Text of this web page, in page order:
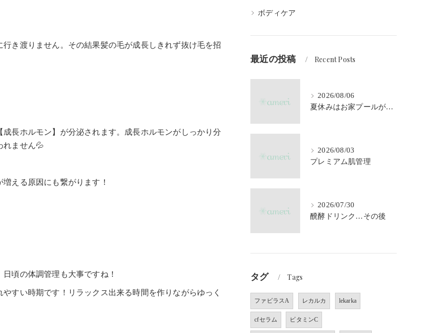
き渡りません。その結果髪の毛が成長しきれず抜け毛を招
長ホルモン】が分泌されます。成長ホルモンがしっかり分
れません💦
える原因にも繋がります！
頃の体調管理も大事ですね！
すい時期です！リラックス出来る時間を作りながらゆっく
ボディケア
最近の投稿 Recent Posts
2026/08/06
夏休みはお家プールが大活躍♪
2026/08/03
プレミアム肌管理
2026/07/30
醗酵ドリンク…その後
タグ Tags
ファビラスA レカルカ lekarka
cfセラム ビタミンC